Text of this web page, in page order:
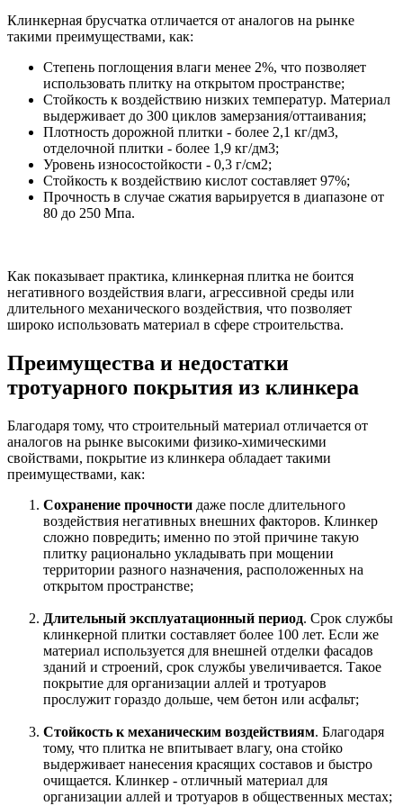
Клинкерная брусчатка отличается от аналогов на рынке
такими преимуществами, как:
Степень поглощения влаги менее 2%, что позволяет
использовать плитку на открытом пространстве;
Стойкость к воздействию низких температур. Материал
выдерживает до 300 циклов замерзания/оттаивания;
Плотность дорожной плитки - более 2,1 кг/дм3,
отделочной плитки - более 1,9 кг/дм3;
Уровень износостойкости - 0,3 г/см2;
Стойкость к воздействию кислот составляет 97%;
Прочность в случае сжатия варьируется в диапазоне от
80 до 250 Мпа.
Как показывает практика, клинкерная плитка не боится
негативного воздействия влаги, агрессивной среды или
длительного механического воздействия, что позволяет
широко использовать материал в сфере строительства.
Преимущества и недостатки
тротуарного покрытия из клинкера
Благодаря тому, что строительный материал отличается от
аналогов на рынке высокими физико-химическими
свойствами, покрытие из клинкера обладает такими
преимуществами, как:
Сохранение прочности даже после длительного
воздействия негативных внешних факторов. Клинкер
сложно повредить; именно по этой причине такую
плитку рационально укладывать при мощении
территории разного назначения, расположенных на
открытом пространстве;
Длительный эксплуатационный период. Срок службы
клинкерной плитки составляет более 100 лет. Если же
материал используется для внешней отделки фасадов
зданий и строений, срок службы увеличивается. Такое
покрытие для организации аллей и тротуаров
прослужит гораздо дольше, чем бетон или асфальт;
Стойкость к механическим воздействиям. Благодаря
тому, что плитка не впитывает влагу, она стойко
выдерживает нанесения красящих составов и быстро
очищается. Клинкер - отличный материал для
организации аллей и тротуаров в общественных местах;